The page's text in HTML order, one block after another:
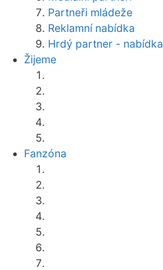
Partneři mládeže
Reklamní nabídka
Hrdý partner - nabídka
Žijeme
Fanzóna